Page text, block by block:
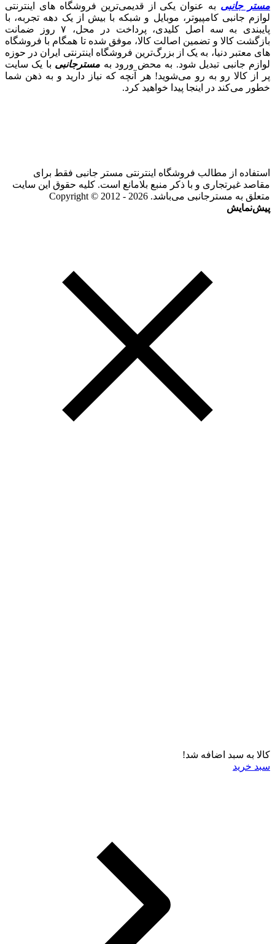
مستر جانبی به عنوان یکی از قدیمی‌ترین فروشگاه های اینترنتی
لوازم جانبی کامپیوتر، موبایل و شبکه با بیش از یک دهه تجربه، با
پایبندی به سه اصل کلیدی، پرداخت در محل، ۷ روز ضمانت
بازگشت کالا و تضمین اصالت کالا، موفق شده تا همگام با فروشگاه‌
های معتبر دنیا، به یک از بزرگ‌ترین فروشگاه اینترنتی ایران در حوزه
لوازم جانبی تبدیل شود. به محض ورود به مسترجانبی با یک سایت
پر از کالا رو به رو می‌شوید! هر آنچه که نیاز دارید و به ذهن شما
خطور می‌کند در اینجا پیدا خواهید کرد.
استفاده از مطالب فروشگاه اینترنتی مستر جانبی فقط برای
مقاصد غیرتجاری و با ذکر منبع بلامانع است. کلیه حقوق این سایت
متعلق به مسترجانبی می‌باشد. Copyright © 2012 - 2026
پیش‌نمایش
کالا به سبد اضافه شد!
سبد خرید